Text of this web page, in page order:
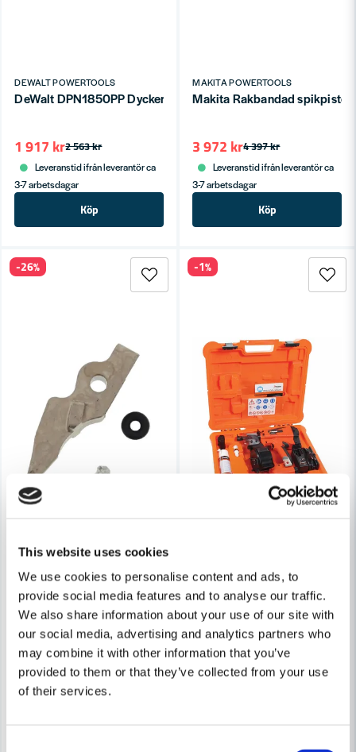
This website uses cookies
We use cookies to personalise content and ads, to
provide social media features and to analyse our traffic.
We also share information about your use of our site with
our social media, advertising and analytics partners who
may combine it with other information that you’ve
provided to them or that they’ve collected from your use
of their services.
DEWALT POWERTOOLS
DeWalt DPN1850PP Dyckertpistol 1,2mm Precision Point (15-
2 563 kr
1 917 kr
Leveranstid ifrån leverantör ca
3-7 arbetsdagar
Köp
MAKITA POWERTOOLS
Makita Rakbandad spikpistol
4 397 kr
3 972 kr
Leveranstid ifrån leverantör ca
3-7 arbetsdagar
Köp
PASLODE / SPIT
Paslode PPN50i/50Ci Noskit hålsökning
1 208 kr
888 kr
-26%
PASLODE / SPIT
Paslode IM45CW Spikpistol
14 556 kr
14 352 kr
-1%